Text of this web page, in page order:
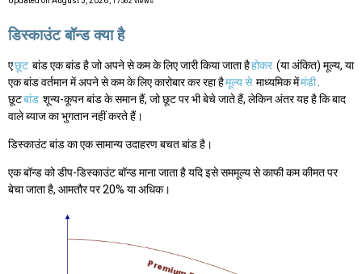
डिस्काउंट बॉन्ड क्या है
एछूट बांड एक बांड है जो अपने से कम के लिए जारी किया जाता हैहोकर (या अंकित) मूल्य, या
एक बांड वर्तमान में अपने से कम के लिए कारोबार कर रहा हैमूल्य से माध्यमिक मेंमंडी
छूटबांड शून्य-कूपन बांड के समान हैं, जो छूट पर भी बेचे जाते हैं, लेकिन अंतर यह है कि बाद
वाले ब्याज का भुगतान नहीं करते हैं।
डिस्काउंट बांड का एक सामान्य उदाहरण बचत बांड है।
एक बॉन्ड को डीप-डिस्काउंट बॉन्ड माना जाता है यदि इसे सममूल्य से काफी कम कीमत पर
बेचा जाता है, आमतौर पर 20% या अधिक।